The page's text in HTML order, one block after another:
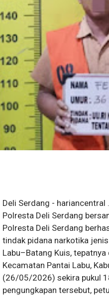
Deli Serdang - hariancentral
Polresta Deli Serdang
Polresta Deli Serdang
tindak pidana narkotika
Labu–Batang Kuis, tepatnya
Kecamatan Pantai Labu,
(26/05/2026) sekira pukul
pengungkapan tersebut,